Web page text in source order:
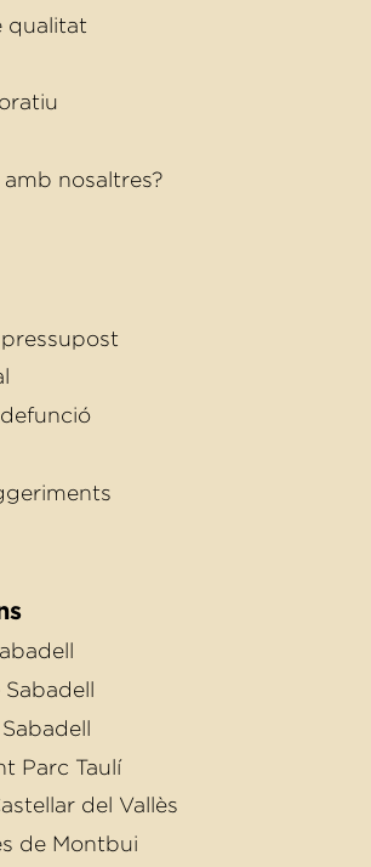
qualitat
nosaltres?
Parc Taulí
del Vallès
de Montbui